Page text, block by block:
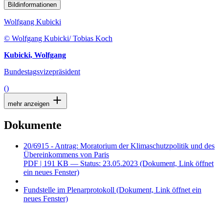
Bildinformationen
Wolfgang Kubicki
© Wolfgang Kubicki/ Tobias Koch
Kubicki, Wolfgang
Bundestagsvizepräsident
()
mehr anzeigen
Dokumente
20/6915 - Antrag: Moratorium der Klimaschutzpolitik und des
Übereinkommens von Paris
PDF | 191 KB — Status: 23.05.2023 (Dokument, Link öffnet
ein neues Fenster)
Fundstelle im Plenarprotokoll (Dokument, Link öffnet ein
neues Fenster)